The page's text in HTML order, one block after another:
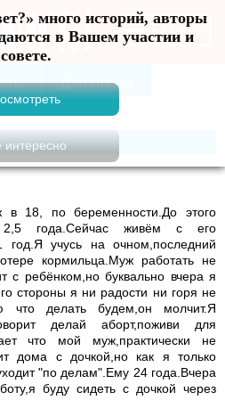
много историй, авторы
в Вашем участии и
совете.
Меню
18, по беременности.До этого
2,5 года.Сейчас живём с его
год.Я учусь на очном,последний
кормильца.Муж работать не
с ребёнком,но буквально вчера я
стороны я ни радости ни горя не
что делать будем,он молчит.Я
делай аборт,поживи для
что мой муж,практически не
дома с дочкой,но как я только
"по делам".Ему 24 года.Вчера
буду сидеть с дочкой через